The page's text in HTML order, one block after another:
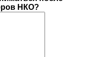
НКО?